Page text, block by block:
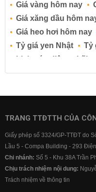
Giá vàng hôm nay
Giá xăng dầu hôm
Giá heo hơi hôm nay
Tỷ giá yen Nhật
Tỷ
Lịch cúp điện
Lãi
Lãi suất tiết kiệm
Lãi suất ngân hàng
Lãi suất ngân hàng
TRANG TTĐTTH CỦA
Giấy phép số 3324/GP-TTĐT do
Lầu 5 - Compa Building - 293
Chi nhánh: Số 5 - Khu 38A Trần
Chịu trách nhiệm nội dung:
Trách nhiệm về thông tin